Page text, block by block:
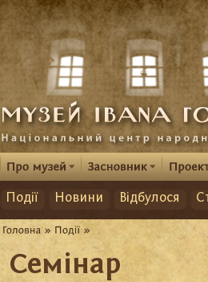
Події Новини Відбулося
Семінар